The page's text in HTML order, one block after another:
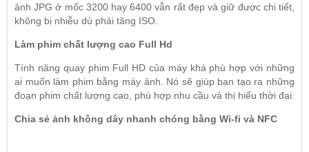
ảnh JPG ở mốc 3200 hay 6400 vẫn rất đẹp và giữ được chi tiết,
không bị nhiễu dù phải tăng ISO.
Làm phim chất lượng cao Full Hd
Tính năng quay phim Full HD của máy khá phù hợp với những
ai muốn làm phim bằng máy ảnh. Nó sẽ giúp bạn tạo ra những
đoạn phim chất lượng cao, phù hợp nhu cầu và thị hiếu thời đại.
Chia sẻ ảnh không dây nhanh chóng bằng Wi-fi và NFC